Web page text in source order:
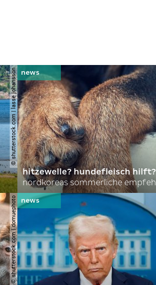
© shutterstock.com | lasse johansson
hitzewelle? hundefleisch hilft?
© shutterstock.com | domuephoto